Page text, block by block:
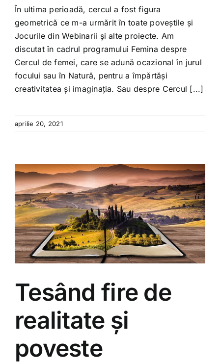
În ultima perioadă, cercul a fost figura
geometrică ce m-a urmărit în toate poveștile și
Jocurile din Webinarii și alte proiecte. Am
discutat în cadrul programului Femina despre
Cercul de femei, care se adună ocazional în jurul
focului sau în Natură, pentru a împărtăși
creativitatea și imaginația. Sau despre Cercul [...]
aprilie 20, 2021
Tesând fire de
realitate și
poveste